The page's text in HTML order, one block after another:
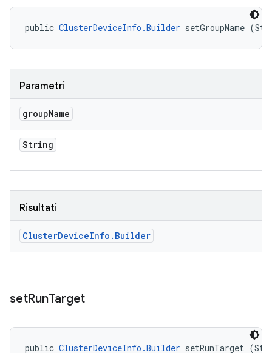
public ClusterDeviceInfo.Builder setGroupName
Parametri
groupName
String
Risultati
ClusterDeviceInfo . Builder
setRunTarget
public ClusterDeviceInfo.Builder setRunTarget